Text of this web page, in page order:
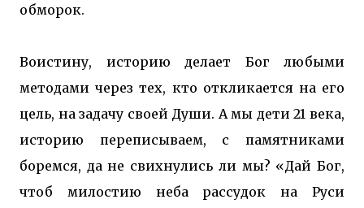
обморок.
Воистину, историю делает Бог любыми
методами через тех, кто откликается на его
цель, на задачу своей Души. А мы дети 21 века,
историю переписываем, с памятниками
боремся, да не свихнулись ли мы? «Дай Бог,
чтоб милостию неба рассудок на Руси